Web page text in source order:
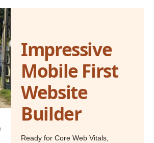
Impressive
Mobile First
Website
Builder
Ready for Core Web Vitals,